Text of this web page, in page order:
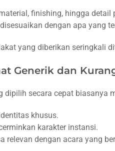
Di Titik
Banyak
finishing, hingga detail
dengan apa yang
yang diberikan seringkali
Generik dan
dipilih secara cepat biasanya
khusus.
karakter instansi.
relevan dengan acara yang